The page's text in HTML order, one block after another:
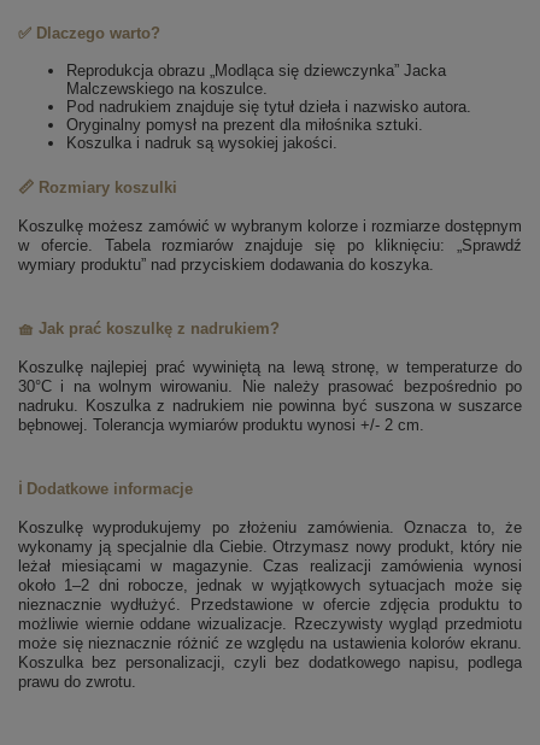
✅ Dlaczego warto?
Reprodukcja obrazu „Modląca się dziewczynka” Jacka
Malczewskiego na koszulce.
Pod nadrukiem znajduje się tytuł dzieła i nazwisko autora.
Oryginalny pomysł na prezent dla miłośnika sztuki.
Koszulka i nadruk są wysokiej jakości.
📏 Rozmiary koszulki
Koszulkę możesz zamówić w wybranym kolorze i rozmiarze dostępnym
w ofercie. Tabela rozmiarów znajduje się po kliknięciu: „Sprawdź
wymiary produktu” nad przyciskiem dodawania do koszyka.
🧺 Jak prać koszulkę z nadrukiem?
Koszulkę najlepiej prać wywiniętą na lewą stronę, w temperaturze do
30°C i na wolnym wirowaniu. Nie należy prasować bezpośrednio po
nadruku. Koszulka z nadrukiem nie powinna być suszona w suszarce
bębnowej. Tolerancja wymiarów produktu wynosi +/- 2 cm.
ℹ️ Dodatkowe informacje
Koszulkę wyprodukujemy po złożeniu zamówienia. Oznacza to, że
wykonamy ją specjalnie dla Ciebie. Otrzymasz nowy produkt, który nie
leżał miesiącami w magazynie. Czas realizacji zamówienia wynosi
około 1–2 dni robocze, jednak w wyjątkowych sytuacjach może się
nieznacznie wydłużyć. Przedstawione w ofercie zdjęcia produktu to
możliwie wiernie oddane wizualizacje. Rzeczywisty wygląd przedmiotu
może się nieznacznie różnić ze względu na ustawienia kolorów ekranu.
Koszulka bez personalizacji, czyli bez dodatkowego napisu, podlega
prawu do zwrotu.